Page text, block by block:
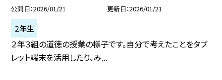
公開日 2026/01/21 更新日 2026/01/21
２年生
２年３組の道徳の授業の様子です。自分で考えたことをタブ
レット端末を活用したり、み...